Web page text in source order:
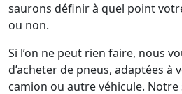
saurons définir à quel point
ou non.
Si l’on ne peut rien faire, nous
d’acheter de pneus, adaptées
camion ou autre véhicule.